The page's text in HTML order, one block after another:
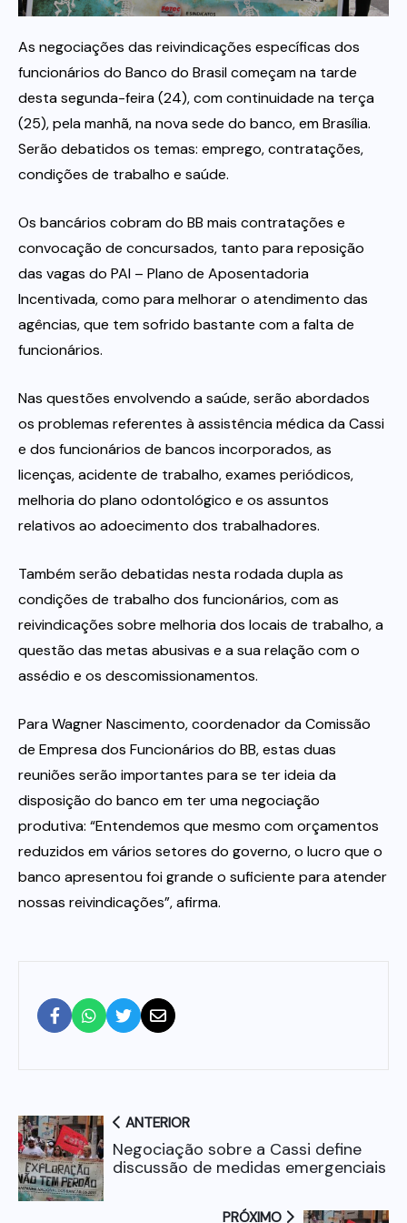
Itau
Financeiras e Cooperativas
As negociações das reivindicações específicas dos
funcionários do Banco do Brasil começam na tarde
desta segunda-feira (24), com continuidade na terça
(25), pela manhã, na nova sede do banco, em Brasília.
Serão debatidos os temas: emprego, contratações,
condições de trabalho e saúde.
Os bancários cobram do BB mais contratações e
convocação de concursados, tanto para reposição
das vagas do PAI – Plano de Aposentadoria
Incentivada, como para melhorar o atendimento das
agências, que tem sofrido bastante com a falta de
funcionários.
Nas questões envolvendo a saúde, serão abordados
os problemas referentes à assistência médica da Cassi
e dos funcionários de bancos incorporados, as
licenças, acidente de trabalho, exames periódicos,
melhoria do plano odontológico e os assuntos
relativos ao adoecimento dos trabalhadores.
Também serão debatidas nesta rodada dupla as
condições de trabalho dos funcionários, com as
reivindicações sobre melhoria dos locais de trabalho, a
questão das metas abusivas e a sua relação com o
assédio e os descomissionamentos.
Para Wagner Nascimento, coordenador da Comissão
de Empresa dos Funcionários do BB, estas duas
reuniões serão importantes para se ter ideia da
disposição do banco em ter uma negociação
produtiva: “Entendemos que mesmo com orçamentos
reduzidos em vários setores do governo, o lucro que o
banco apresentou foi grande o suficiente para atender
nossas reivindicações”, afirma.
ANTERIOR
Negociação sobre a Cassi define
discussão de medidas emergenciais
PRÓXIMO